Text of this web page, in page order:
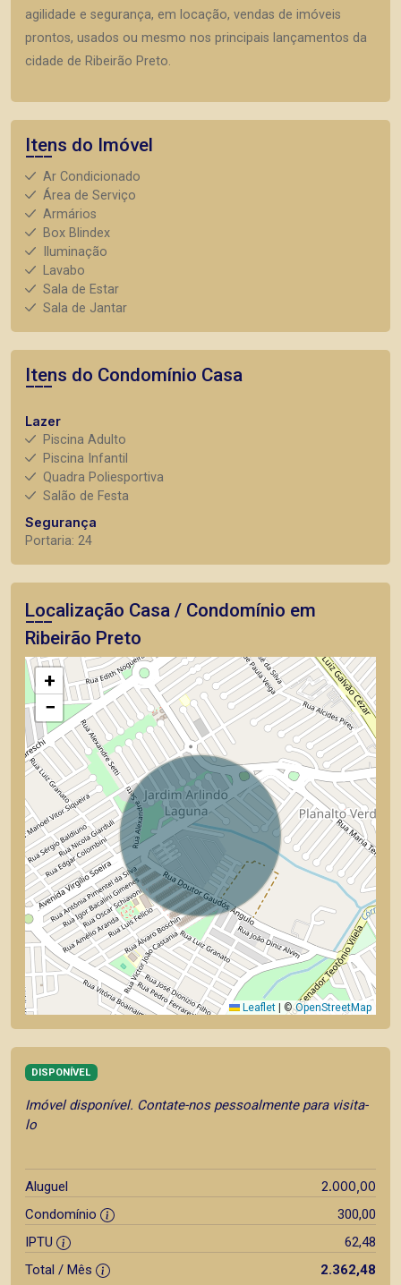
agilidade e segurança, em locação, vendas de imóveis
prontos, usados ou mesmo nos principais lançamentos da
cidade de Ribeirão Preto.
Itens do Imóvel
Ar Condicionado
Área de Serviço
Armários
Box Blindex
Iluminação
Lavabo
Sala de Estar
Sala de Jantar
Itens do Condomínio Casa
Lazer
Piscina Adulto
Piscina Infantil
Quadra Poliesportiva
Salão de Festa
Segurança
Portaria: 24
Localização Casa / Condomínio em
Ribeirão Preto
+
−
Leaflet | ©OpenStreetMap
DISPONÍVEL
Imóvel disponível. Contate-nos pessoalmente para visita-
lo
Aluguel 2.000,00
Condomínio
300,00
IPTU
62,48
Total / Mês
2.362,48